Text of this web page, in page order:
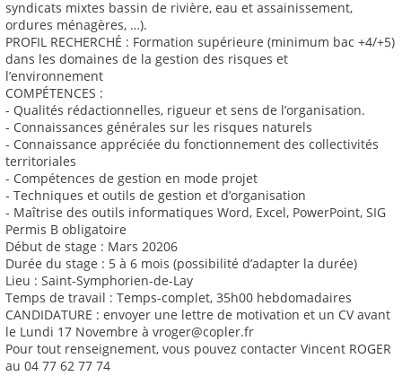
syndicats mixtes bassin de rivière, eau et assainissement,
ordures ménagères, …).
PROFIL RECHERCHÉ : Formation supérieure (minimum bac +4/+5)
dans les domaines de la gestion des risques et
l’environnement
COMPÉTENCES :
- Qualités rédactionnelles, rigueur et sens de l’organisation.
- Connaissances générales sur les risques naturels
- Connaissance appréciée du fonctionnement des collectivités
territoriales
- Compétences de gestion en mode projet
- Techniques et outils de gestion et d’organisation
- Maîtrise des outils informatiques Word, Excel, PowerPoint, SIG
Permis B obligatoire
Début de stage : Mars 20206
Durée du stage : 5 à 6 mois (possibilité d’adapter la durée)
Lieu : Saint-Symphorien-de-Lay
Temps de travail : Temps-complet, 35h00 hebdomadaires
CANDIDATURE : envoyer une lettre de motivation et un CV avant
le Lundi 17 Novembre à vroger@copler.fr
Pour tout renseignement, vous pouvez contacter Vincent ROGER
au 04 77 62 77 74